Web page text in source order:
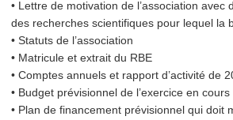
• Lettre de motivation de l’as­so­ci­a­tion avec
des recherches sci­en­tifiques pour lequel la
• Statuts de l’as­so­ci­a­tion
• Matricule et extrait du RBE
• Comptes annuels et rapport d’activité de
• Budget prévi­sion­nel de l’exercice en cours
• Plan de financement prévi­sion­nel qui doit